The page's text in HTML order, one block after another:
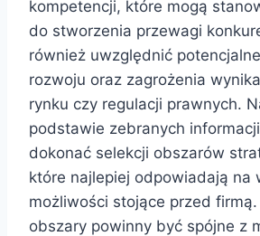
kompetencji, które mogą
do stworzenia przewagi
również uwzględnić
rozwoju oraz zagrożenia
rynku czy regulacji prawnych.
podstawie zebranych
dokonać selekcji obszarów
które najlepiej odpowiadają na
możliwości stojące przed
obszary powinny być spójne z